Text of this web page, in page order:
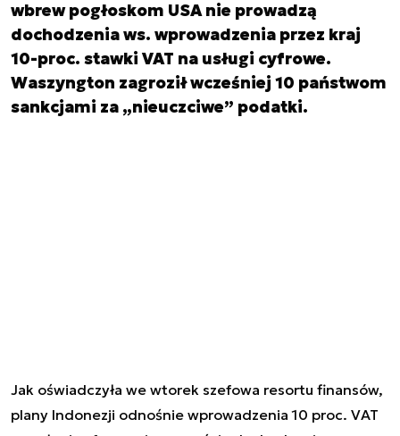
wbrew pogłoskom USA nie prowadzą
dochodzenia ws. wprowadzenia przez kraj
10-proc. stawki VAT na usługi cyfrowe.
Waszyngton zagroził wcześniej 10 państwom
sankcjami za „nieuczciwe” podatki.
Jak oświadczyła we wtorek szefowa resortu finansów,
plany Indonezji odnośnie wprowadzenia 10 proc. VAT